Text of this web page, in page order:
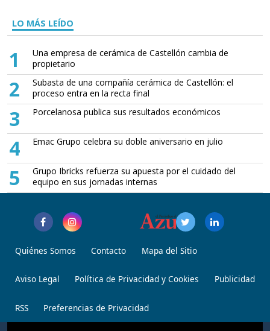
LO MÁS LEÍDO
1
Una empresa de cerámica de Castellón cambia de
propietario
2
Subasta de una compañía cerámica de Castellón: el
proceso entra en la recta final
3 Porcelanosa publica sus resultados económicos
4 Emac Grupo celebra su doble aniversario en julio
5
Grupo Ibricks refuerza su apuesta por el cuidado del
equipo en sus jornadas internas
Quiénes Somos Contacto Mapa del Sitio
Aviso Legal Política de Privacidad y Cookies Publicidad
RSS Preferencias de Privacidad